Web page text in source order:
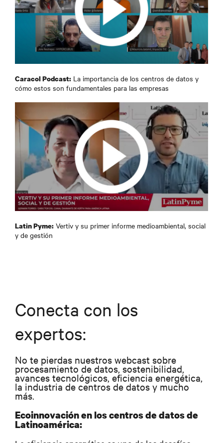
Caracol Podcast: La importancia de los centros de datos y
cómo estos son fundamentales para las empresas
Latin Pyme: Vertiv y su primer informe medioambiental, social
y de gestión
Conecta con los
expertos:
No te pierdas nuestros webcast sobre
procesamiento de datos, sostenibilidad,
avances tecnológicos, eficiencia energética,
la industria de centros de datos y mucho
más.
Ecoinnovación en los centros de datos de
Latinoamérica: